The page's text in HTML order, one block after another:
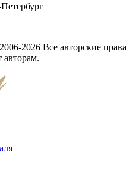
2026 Все авторские права
авторам.